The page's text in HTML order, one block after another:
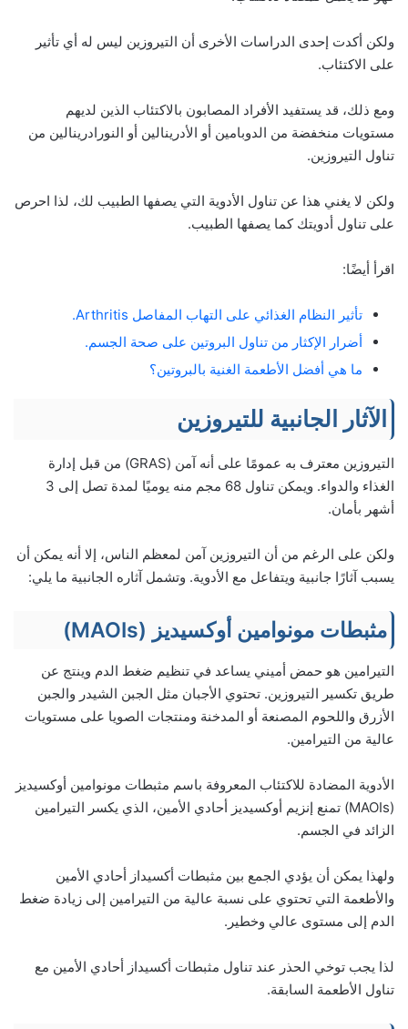
ولكن أكدت إحدى الدراسات الأخرى أن التيروزين ليس له أي تأثير
على الاكتئاب.
ومع ذلك، قد يستفيد الأفراد المصابون بالاكتئاب الذين لديهم
مستويات منخفضة من الدوبامين أو الأدرينالين أو النورادرينالين من
تناول التيروزين.
ولكن لا يغني هذا عن تناول الأدوية التي يصفها الطبيب لك، لذا احرص
على تناول أدويتك كما يصفها الطبيب.
اقرأ أيضًا:
تأثير النظام الغذائي على التهاب المفاصل Arthritis.
أضرار الإكثار من تناول البروتين على صحة الجسم.
ما هي أفضل الأطعمة الغنية بالبروتين؟
الآثار الجانبية للتيروزين
التيروزين معترف به عمومًا على أنه آمن (GRAS) من قبل إدارة
الغذاء والدواء. ويمكن تناول 68 مجم منه يوميًا لمدة تصل إلى 3
أشهر بأمان.
ولكن على الرغم من أن التيروزين آمن لمعظم الناس، إلا أنه يمكن أن
يسبب آثارًا جانبية ويتفاعل مع الأدوية. وتشمل آثاره الجانبية ما يلي:
مثبطات مونوامين أوكسيديز (MAOIs)
التيرامين هو حمض أميني يساعد في تنظيم ضغط الدم وينتج عن
طريق تكسير التيروزين. تحتوي الأجبان مثل الجبن الشيدر والجبن
الأزرق واللحوم المصنعة أو المدخنة ومنتجات الصويا على مستويات
عالية من التيرامين.
الأدوية المضادة للاكتئاب المعروفة باسم مثبطات مونوامين أوكسيديز
(MAOIs) تمنع إنزيم أوكسيديز أحادي الأمين، الذي يكسر التيرامين
الزائد في الجسم.
ولهذا يمكن أن يؤدي الجمع بين مثبطات أكسيداز أحادي الأمين
والأطعمة التي تحتوي على نسبة عالية من التيرامين إلى زيادة ضغط
الدم إلى مستوى عالي وخطير.
لذا يجب توخي الحذر عند تناول مثبطات أكسيداز أحادي الأمين مع
تناول الأطعمة السابقة.